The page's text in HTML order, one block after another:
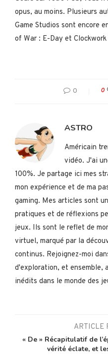
opus, au moins. Plusieurs
Game Studios sont encore
of War : E-Day et
0 0
ASTRO
Américain
vidéo. J'ai
100%. Je partage ici mes
mon expérience et de ma
gaming. Mes articles sont
pratiques et de réflexions
jeux. Ils sont le reflet de
virtuel, marqué par la
continus. Rejoignez-moi
d'exploration, et ensemble,
inédits dans le monde des
ARTICLE
« De » Récapitulatif de
vérité éclate, et